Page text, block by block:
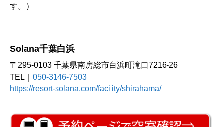
す。）
Solana千葉白浜
〒295-0103 千葉県南房総市白浜町滝口7216-26
TEL｜ 050-3146-7503
https://resort-solana.com/facility/shirahama/